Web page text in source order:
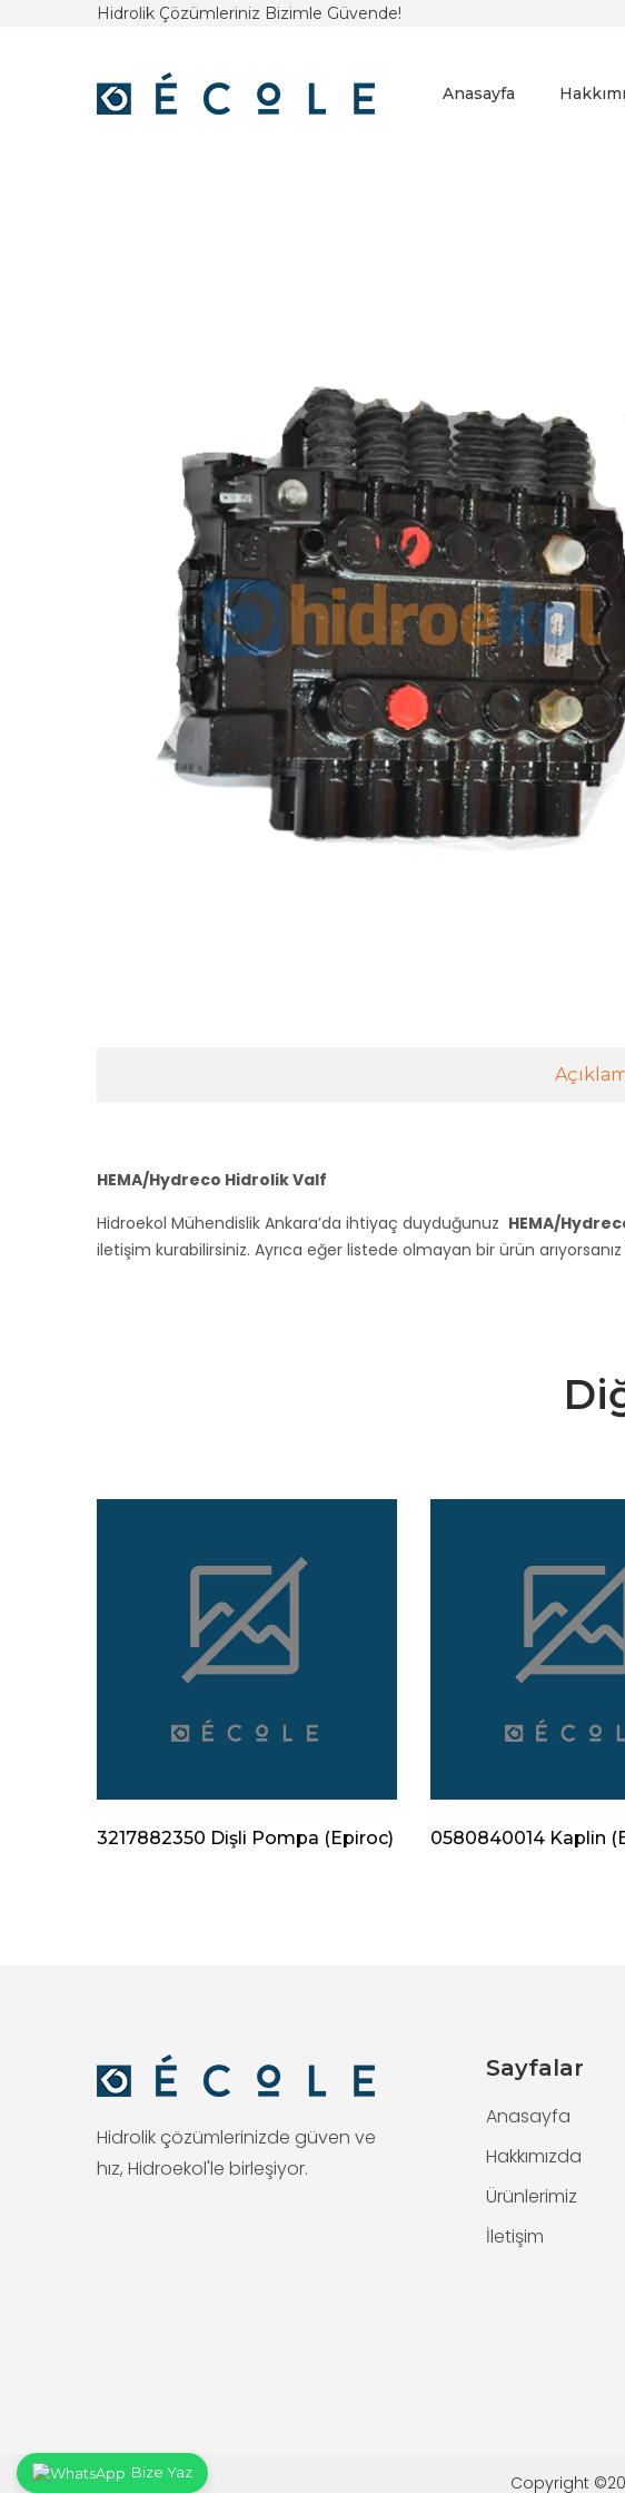
Hidrolik Çözümleriniz Bizimle Güvende!
Anasayfa
HEMA/Hydreco Hidrolik Valf
Hidroekol Mühendislik Ankara’da ihtiyaç duyduğunuz HEMA/
iletişim kurabilirsiniz. Ayrıca eğer listede olmayan bir ürün arıyorsanız
3217882350 Dişli Pompa (Epiroc) 0580840014 Kaplin
Hidrolik çözümlerinizde güven ve
hız, Hidroekol'le birleşiyor.
Sayfalar
Anasayfa
Hakkımızda
Ürünlerimiz
İletişim
Copyright
Bize Yaz